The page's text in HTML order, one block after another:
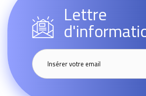
Lettre